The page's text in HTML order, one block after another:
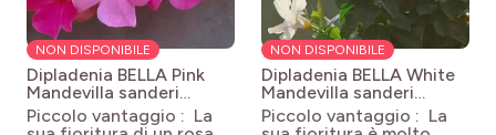
NON DISPONIBILE
Dipladenia BELLA Pink
Mandevilla sanderi
Inmandpink (BELLA PINK)
Piccolo vantaggio : La
NON DISPONIBILE
Dipladenia BELLA White
Mandevilla sanderi
Inmanbewhi (BELLA
WHITE)
Piccolo vantaggio : La